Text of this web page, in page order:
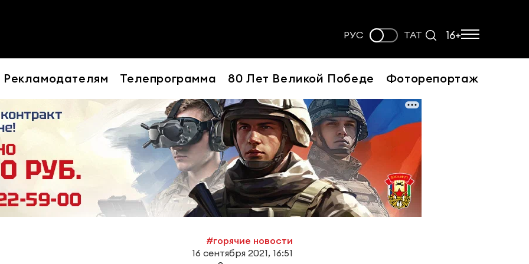
РУС ТАТ 16+
Рекламодателям Телепрограмма 80 Лет Великой Победе Фоторепортаж
#горячие новости
16 сентября 2021, 16:51